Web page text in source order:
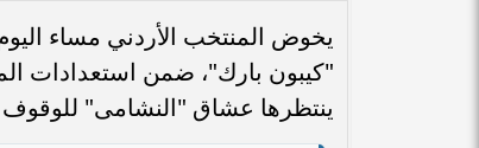
يخوض المنتخب الأردني مساء
ينتظرها عشاق "النشامى"